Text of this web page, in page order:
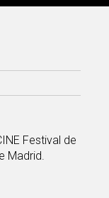
Festival de
Madrid.